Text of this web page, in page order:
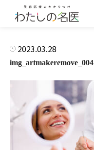
2023.03.28
img_artmakeremove_004